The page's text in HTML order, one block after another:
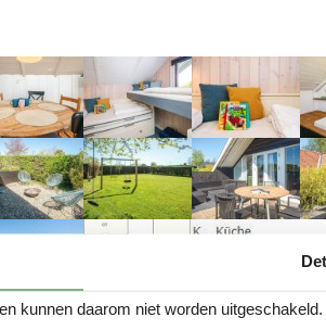
kunnen daarom niet worden uitgeschakeld.